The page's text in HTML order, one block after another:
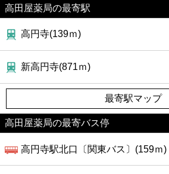
高田屋薬局の最寄駅
高円寺(139ｍ)
新高円寺(871ｍ)
最寄駅マップ
高田屋薬局の最寄バス停
高円寺駅北口〔関東バス〕(159ｍ)